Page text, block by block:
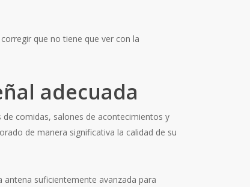
que no tiene que ver con la
adecuada
comidas, salones de acontecimientos y
de manera significativa la calidad de su
suficientemente avanzada para